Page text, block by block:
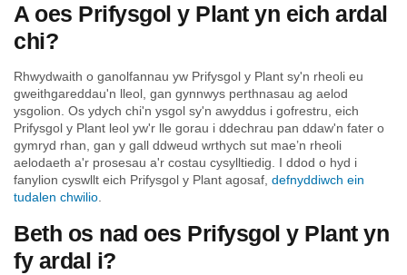
A oes Prifysgol y Plant yn eich ardal
chi?
Rhwydwaith o ganolfannau yw Prifysgol y Plant sy'n rheoli eu
gweithgareddau'n lleol, gan gynnwys perthnasau ag aelod
ysgolion. Os ydych chi'n ysgol sy'n awyddus i gofrestru, eich
Prifysgol y Plant leol yw'r lle gorau i ddechrau pan ddaw'n fater o
gymryd rhan, gan y gall ddweud wrthych sut mae’n rheoli
aelodaeth a'r prosesau a'r costau cysylltiedig. I ddod o hyd i
fanylion cyswllt eich Prifysgol y Plant agosaf, defnyddiwch ein
tudalen chwilio.
Beth os nad oes Prifysgol y Plant yn
fy ardal i?